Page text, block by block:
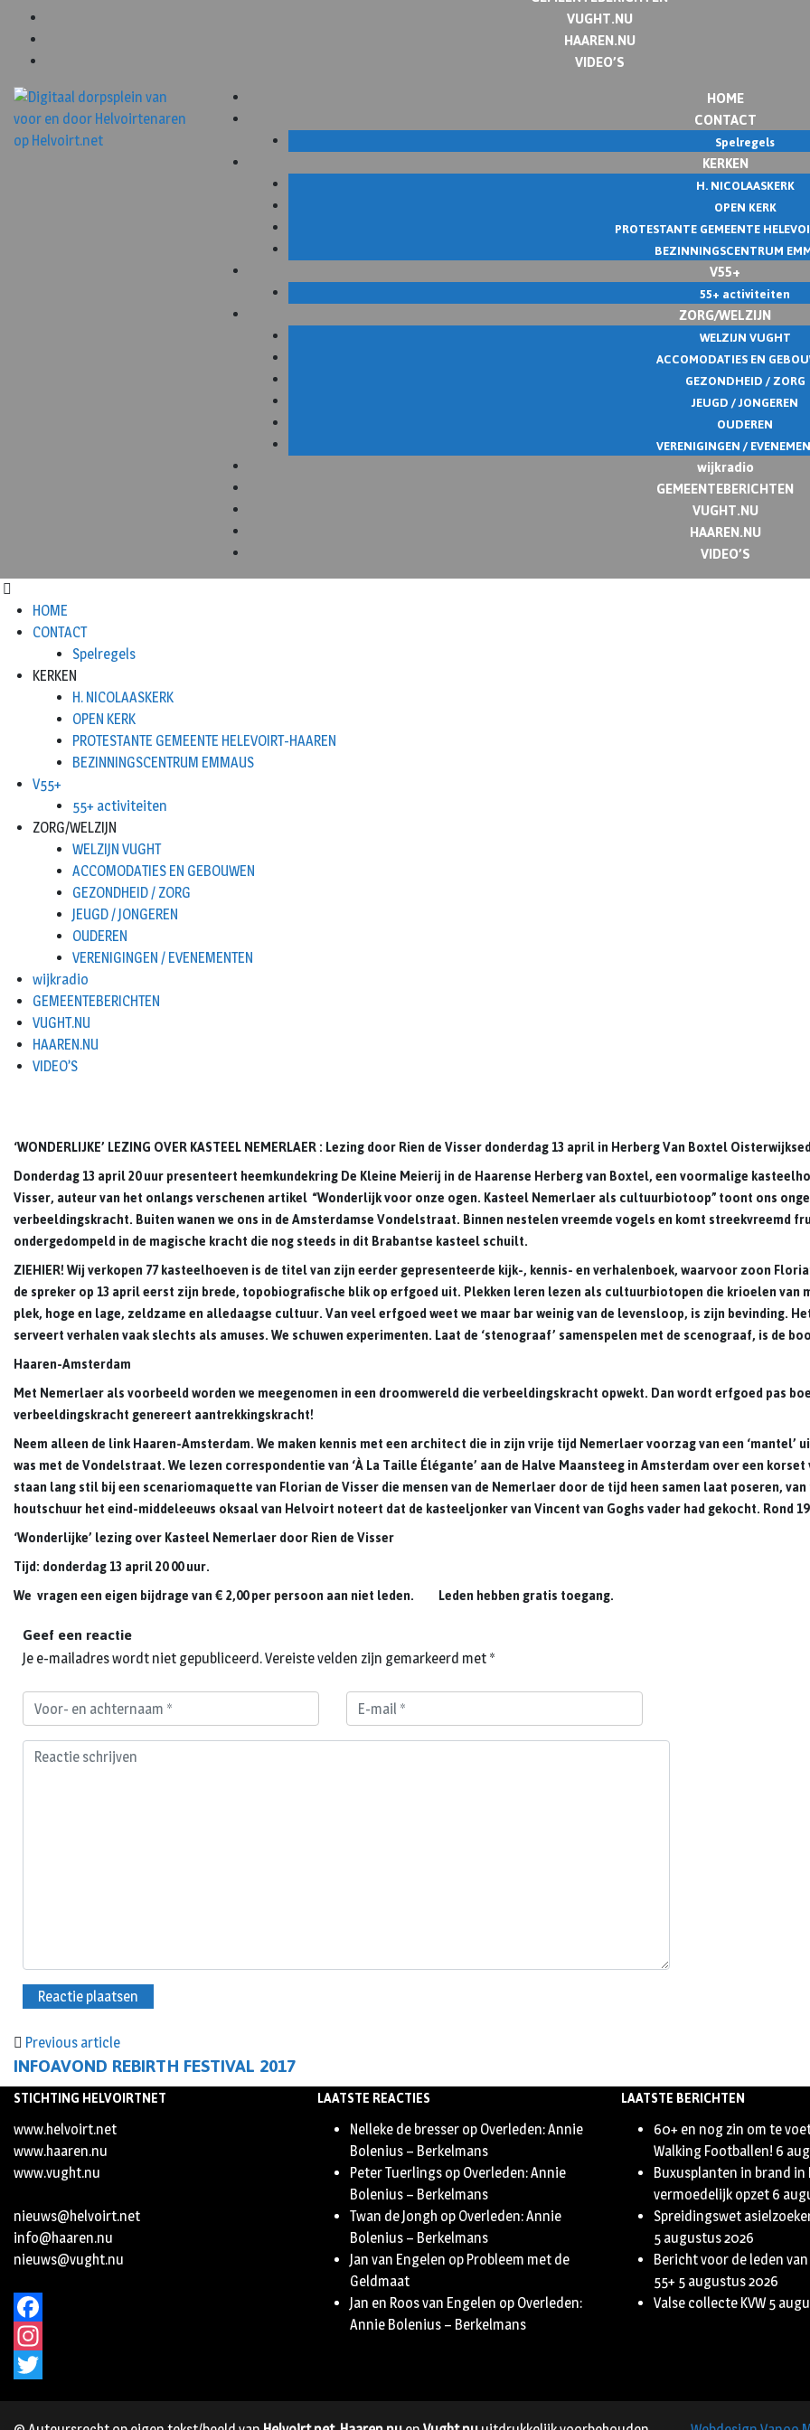
VUGHT.NU
HAAREN.NU
VIDEO’S
HOME
CONTACT
Spelregels
KERKEN
H. NICOLAASKERK
OPEN KERK
PROTESTANTE GEMEENTE
BEZINNINGSCENTRUM
V55+
55+ activiteiten
ZORG/WELZIJN
WELZIJN VUGHT
ACCOMODATIES EN
GEZONDHEID / ZORG
JEUGD / JONGEREN
OUDEREN
VERENIGINGEN /
wijkradio
GEMEENTEBERICHTEN
VUGHT.NU
HAAREN.NU
VIDEO’S
HOME
CONTACT
Spelregels
KERKEN
H. NICOLAASKERK
OPEN KERK
PROTESTANTE GEMEENTE HELEVOIRT-HAAREN
BEZINNINGSCENTRUM EMMAUS
V55+
55+ activiteiten
ZORG/WELZIJN
WELZIJN VUGHT
ACCOMODATIES EN GEBOUWEN
GEZONDHEID / ZORG
JEUGD / JONGEREN
OUDEREN
VERENIGINGEN / EVENEMENTEN
wijkradio
GEMEENTEBERICHTEN
VUGHT.NU
HAAREN.NU
VIDEO’S
‘WONDERLIJKE’ LEZING OVER KASTEEL NEMERLAER: Lezing door Rien de Visserdonderdag 13 april in Herberg Van Boxtel
Donderdag 13 april 20 uur presenteert heemkundekring De Kleine Meierij in de Haarense Herberg van Boxtel, een voormalige
Visser, auteur van het onlangs verschenen artikel “Wonderlijk voor onze ogen. Kasteel Nemerlaer als cultuurbiotoop” toont ons
verbeeldingskracht. Buiten wanen we ons in de Amsterdamse Vondelstraat. Binnen nestelen vreemde vogels en komt streekvreemd
ondergedompeld in de magische kracht die nog steeds in dit Brabantse kasteel schuilt.
ZIEHIER! Wij verkopen 77 kasteelhoevenis de titel van zijn eerder gepresenteerde kijk-, kennis- en verhalenboek, waarvoor zoon
de spreker op 13 april eerst zijn brede, topobiografische blik op erfgoed uit. Plekken leren lezen als cultuurbiotopen die krioelen
plek, hoge en lage, zeldzame en alledaagse cultuur. Van veel erfgoed weet we maar bar weinig van de levensloop, is zijn bevinding.
serveert verhalen vaak slechts als amuses. We schuwen experimenten. Laat de ‘stenograaf’ samenspelen met de scenograaf, is de
Haaren-Amsterdam
Met Nemerlaer als voorbeeld worden we meegenomen in een droomwereld die verbeeldingskracht opwekt. Dan wordt erfgoed pas
verbeeldingskracht genereert aantrekkingskracht!
Neem alleen de link Haaren-Amsterdam. We maken kennis met een architect die in zijn vrije tijd Nemerlaer voorzag van een
was met de Vondelstraat. We lezen correspondentie van ‘À La Taille Élégante’ aan de Halve Maansteeg in Amsterdam over een
staan lang stil bij een scenariomaquette van Florian de Visser die mensen van de Nemerlaer door de tijd heen samen laat poseren,
houtschuur het eind-middeleeuws oksaal van Helvoirt noteert dat de kasteeljonker van Vincent van Goghs vader had gekocht. Rond
‘Wonderlijke’ lezing over Kasteel Nemerlaer door Rien de Visser
Tijd: donderdag 13 april 20 00 uur.
We vragen een eigen bijdrage van € 2,00 per persoon aan niet leden. Leden hebben gratis toegang.
Previous article
INFOAVOND REBIRTH FESTIVAL 2017
Geef een reactie
Je e-mailadres wordt niet gepubliceerd.Vereiste velden zijn gemarkeerd met *
STICHTING HELVOIRTNET
www.helvoirt.net
www.haaren.nu
www.vught.nu
nieuws@helvoirt.net
info@haaren.nu
nieuws@vught.nu
Facebook
Instagram
LAATSTE REACTIES
Nelleke de bresser op Overleden: Annie
Bolenius – Berkelmans
Peter Tuerlings op Overleden: Annie
Bolenius – Berkelmans
Twan de Jongh op Overleden: Annie
Bolenius – Berkelmans
Jan van Engelen op Probleem met de
Geldmaat
Jan en Roos van Engelen op Overleden:
Annie Bolenius – Berkelmans
LAATSTE BERICHTEN
60+ en nog zin om te
Walking Footballen! 6
Buxusplanten in brand
vermoedelijk opzet 6
Spreidingswet
5 augustus 2026
Bericht voor de leden
55+ 5 augustus 2026
Valse collecte KVW 5